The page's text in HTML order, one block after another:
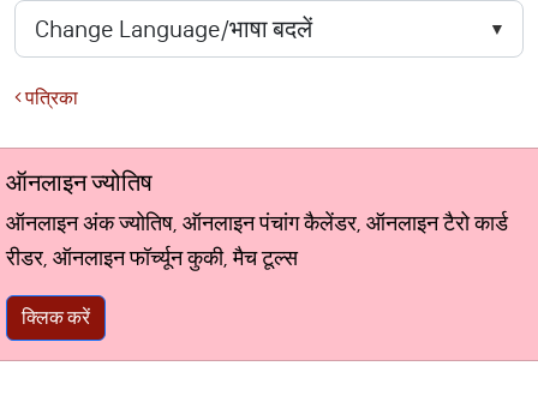
पत्रिका
ऑनलाइन ज्योतिष
ऑनलाइन अंक ज्योतिष, ऑनलाइन पंचांग कैलेंडर, ऑनलाइन टैरो कार्ड
रीडर, ऑनलाइन फॉर्च्यून कुकी, मैच टूल्स
क्लिक करें